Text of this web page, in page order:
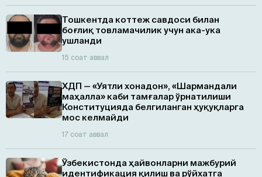
Тошкентда коттеж савдоси билан
боғлиқ товламачилик учун ака-ука
ушланди
15 соат аввал
ХДП — «Уятли хонадон», «Шармандали
маҳалла» каби тамғалар ўрнатилиши
Конституцияда белгиланган ҳуқуқларга
мос келмайди
17 соат аввал
Ўзбекистонда ҳайвонларни мажбурий
идентификация қилиш ва рўйхатга